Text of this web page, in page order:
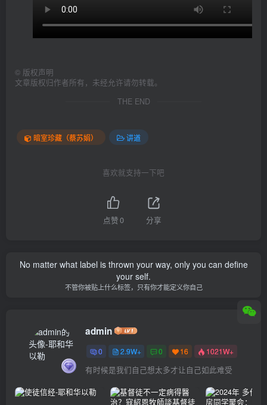
© 版权声明
文章版权归作者所有，未经允许请勿转载。
THE END
暗室珍藏（蔡苏娟） 讲道
喜欢就支持一下吧
点赞0 分享
No matter what label is thrown your way, only you can define
your self.
不管你被贴上什么标签，只有你才能定义你自己
admin
0 2.9W+ 0 16 1021W+
有时候是我们自己想太多才让自己如此难受